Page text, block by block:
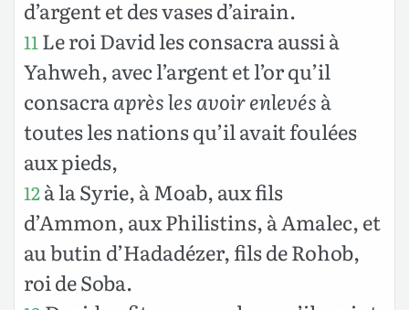
d’argent et des vases d’airain.
11 Le roi David les consacra aussi à
Yahweh, avec l’argent et l’or qu’il
consacraaprès les avoir enlevésà
toutes les nations qu’il avait foulées
aux pieds,
12à la Syrie, à Moab, aux fils
d’Ammon, aux Philistins, à Amalec, et
au butin d’Hadadézer, fils de Rohob,
roi de Soba.